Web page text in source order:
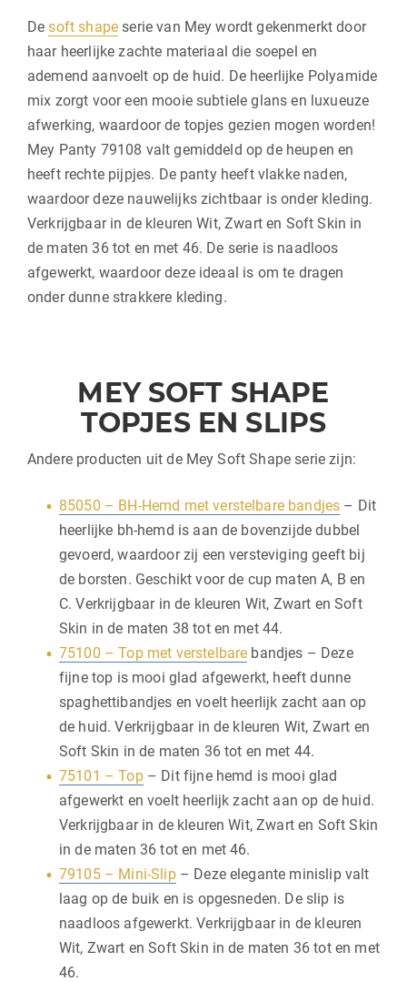
Desoft shape serie van Mey wordt gekenmerkt door
haar heerlijke zachte materiaal die soepel en
ademend aanvoelt op de huid. De heerlijke Polyamide
mix zorgt voor een mooie subtiele glans en luxueuze
afwerking, waardoor de topjes gezien mogen worden!
Mey Panty 79108 valt gemiddeld op de heupen en
heeft rechte pijpjes. De panty heeft vlakke naden,
waardoor deze nauwelijks zichtbaar is onder kleding.
Verkrijgbaar in de kleuren Wit, Zwart en Soft Skin in
de maten 36 tot en met 46. De serie is naadloos
afgewerkt, waardoor deze ideaal is om te dragen
onder dunne strakkere kleding.
MEY SOFT SHAPE
TOPJES EN SLIPS
Andere producten uit de Mey Soft Shape serie zijn:
85050 – BH-Hemd met verstelbare bandjes – Dit
heerlijke bh-hemd is aan de bovenzijde dubbel
gevoerd, waardoor zij een versteviging geeft bij
de borsten. Geschikt voor de cup maten A, B en
C. Verkrijgbaar in de kleuren Wit, Zwart en Soft
Skin in de maten 38 tot en met 44.
75100 – Top met verstelbare bandjes – Deze
fijne top is mooi glad afgewerkt, heeft dunne
spaghettibandjes en voelt heerlijk zacht aan op
de huid. Verkrijgbaar in de kleuren Wit, Zwart en
Soft Skin in de maten 36 tot en met 44.
75101 – Top– Dit fijne hemd is mooi glad
afgewerkt en voelt heerlijk zacht aan op de huid.
Verkrijgbaar in de kleuren Wit, Zwart en Soft Skin
in de maten 36 tot en met 46.
79105 – Mini-Slip– Deze elegante minislip valt
laag op de buik en is opgesneden. De slip is
naadloos afgewerkt. Verkrijgbaar in de kleuren
Wit, Zwart en Soft Skin in de maten 36 tot en met
46.